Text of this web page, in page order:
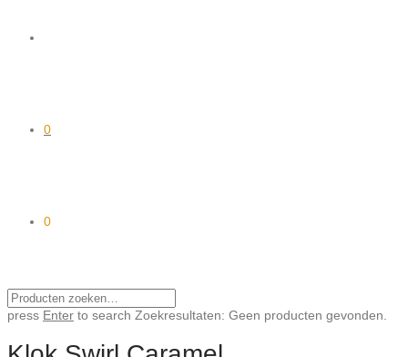
0
0
press Enter to search Zoekresultaten: Geen producten gevonden.